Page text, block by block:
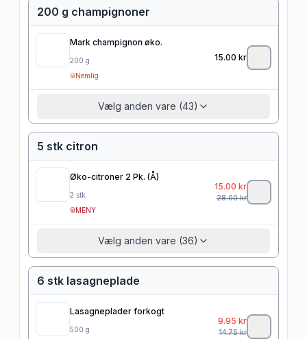
200 g champignoner
Mark champignon øko.
200 g
Nemlig
15.00 kr
Vælg anden vare (43)
5 stk citron
Øko-citroner 2 Pk. (Å)
2 stk
MENY
15.00 kr
28.00kr
Vælg anden vare (36)
6 stk lasagneplade
Lasagneplader forkogt
500 g
9.95 kr
14.75kr